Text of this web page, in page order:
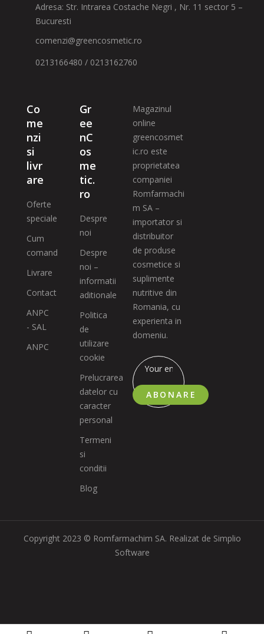
Adresa: Str. Intrarea Costache Negri , Nr. 11 sector 5 –
Bucuresti
comenzi@greencosmetic.ro
0213166480 / 0213162760
Co
me
nzi
si
livr
are
Oferte
speciale
Cum
comand
Livrare
Contact
ANPC
- SAL
ANPC
Gr
ee
nC
os
me
tic.
ro
Despre
noi
Despre
noi –
informatii
aditionale
Politica
de
utilizare
cookie
Prelucrarea
datelor cu
caracter
personal
Termeni
si
conditii
Blog
Magazinul
online
greencosmet
ic.ro este
proprietatea
companiei
Romfarmachi
m SA –
importator si
distribuitor
de produse
cosmetice si
suplimente
nutritive din
Romania, cu
experienta in
domeniu.
ABONARE
Copyright 2023 © Romfarmachim SA. Realizat de Simplio
Software